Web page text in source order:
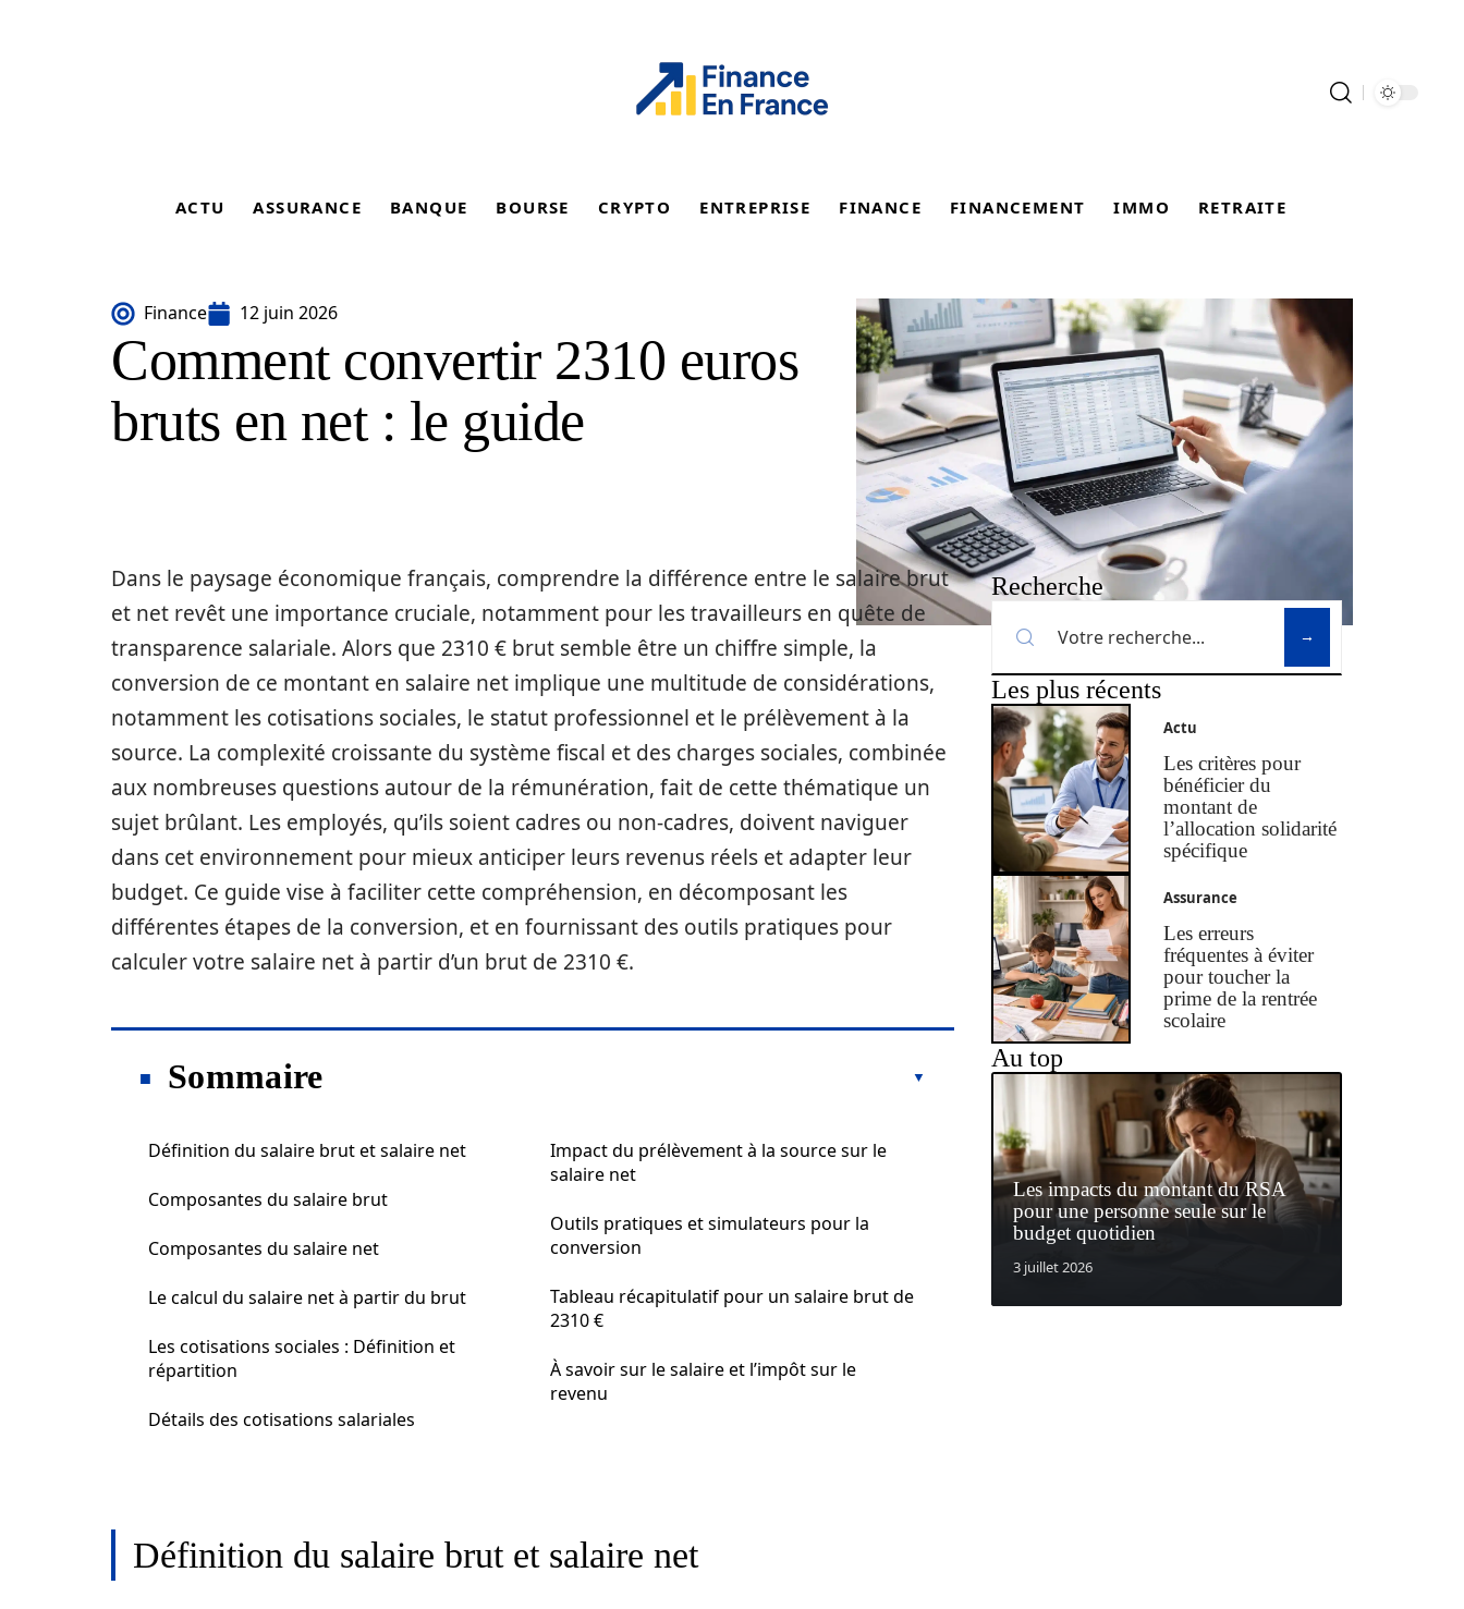
ACTU ASSURANCE BANQUE BOURSE CRYPTO ENTREPRISE FINANCE FINANCEMENT IMMO RETRAITE
Finance 12 juin 2026
Comment convertir 2310 euros
bruts en net : le guide
Dans le paysage économique français, comprendre la différence entre le salaire brut
et net revêt une importance cruciale, notamment pour les travailleurs en quête de
transparence salariale. Alors que 2310 € brut semble être un chiffre simple, la
conversion de ce montant en salaire net implique une multitude de considérations,
notamment les cotisations sociales, le statut professionnel et le prélèvement à la
source. La complexité croissante du système fiscal et des charges sociales, combinée
aux nombreuses questions autour de la rémunération, fait de cette thématique un
sujet brûlant. Les employés, qu’ils soient cadres ou non-cadres, doivent naviguer
dans cet environnement pour mieux anticiper leurs revenus réels et adapter leur
budget. Ce guide vise à faciliter cette compréhension, en décomposant les
différentes étapes de la conversion, et en fournissant des outils pratiques pour
calculer votre salaire net à partir d’un brut de 2310 €.
Sommaire
Définition du salaire brut et salaire net
Composantes du salaire brut
Composantes du salaire net
Le calcul du salaire net à partir du brut
Les cotisations sociales : Définition et
répartition
Détails des cotisations salariales
Impact du prélèvement à la source sur le
salaire net
Outils pratiques et simulateurs pour la
conversion
Tableau récapitulatif pour un salaire brut de
2310 €
À savoir sur le salaire et l’impôt sur le
revenu
Définition du salaire brut et salaire net
Recherche
Les plus récents
Actu
Les critères pour
bénéficier du
montant de
l’allocation solidarité
spécifique
Assurance
Les erreurs
fréquentes à éviter
pour toucher la
prime de la rentrée
scolaire
Au top
Les impacts du montant du RSA
pour une personne seule sur le
budget quotidien
3 juillet 2026